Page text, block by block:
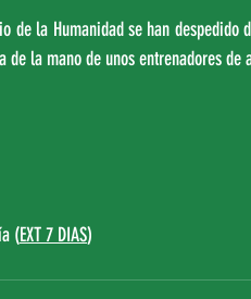
de la Humanidad se han despedido
de la mano de unos entrenadores de
(EXT 7 DIAS)